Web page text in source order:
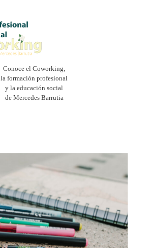
Conoce el Coworking,
la formación profesional
y la educación social
de Mercedes Barrutia